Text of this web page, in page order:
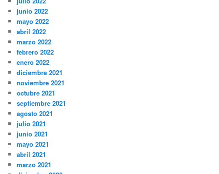
junio 2022
mayo 2022
abril 2022
marzo 2022
febrero 2022
enero 2022
diciembre 2021
noviembre 2021
octubre 2021
septiembre 2021
agosto 2021
julio 2021
junio 2021
mayo 2021
abril 2021
marzo 2021